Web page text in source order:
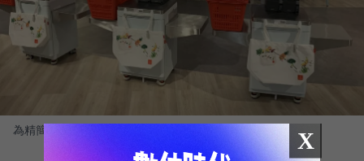
為精簡門市人力，店導入數台自助結帳機。 圖／ 陳映璇攝影
X